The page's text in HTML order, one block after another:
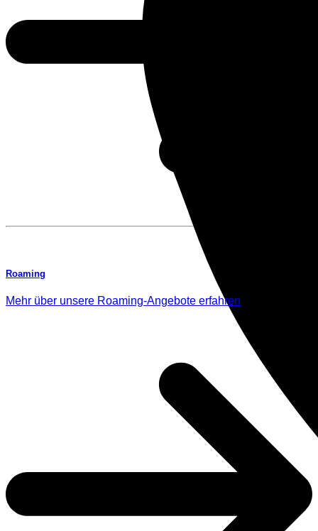
Roaming
Mehr über unsere Roaming-Angebote erfahren